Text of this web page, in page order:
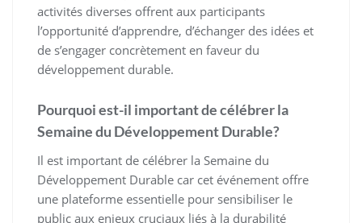
activités diverses offrent aux participants
l’opportunité d’apprendre, d’échanger des idées et
de s’engager concrètement en faveur du
développement durable.
Pourquoi est-il important de célébrer la
Semaine du Développement Durable?
Il est important de célébrer la Semaine du
Développement Durable car cet événement offre
une plateforme essentielle pour sensibiliser le
public aux enjeux cruciaux liés à la durabilité